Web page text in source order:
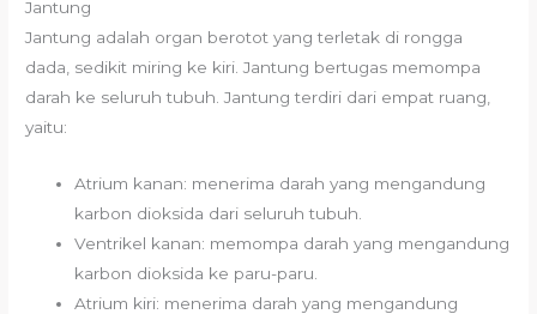
Jantung
Jantung adalah organ berotot yang terletak di rongga
dada, sedikit miring ke kiri. Jantung bertugas memompa
darah ke seluruh tubuh. Jantung terdiri dari empat ruang,
yaitu:
Atrium kanan: menerima darah yang mengandung
karbon dioksida dari seluruh tubuh.
Ventrikel kanan: memompa darah yang mengandung
karbon dioksida ke paru-paru.
Atrium kiri: menerima darah yang mengandung